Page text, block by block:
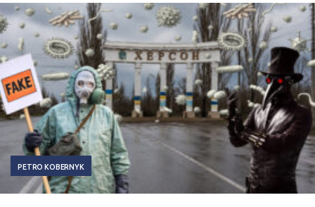
PETRO KOBERNYK